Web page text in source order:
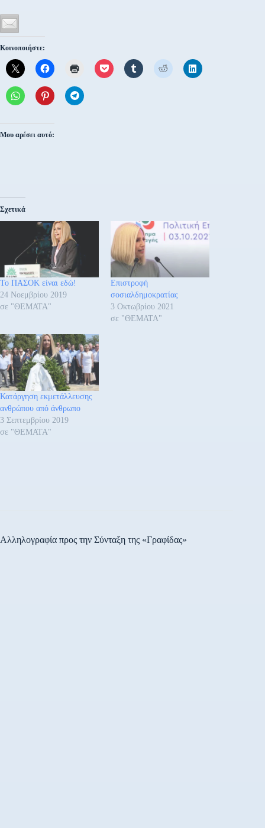
Κοινοποιήστε:
Μου αρέσει αυτό:
Σχετικά
Το ΠΑΣΟΚ είναι εδώ!
24 Νοεμβρίου 2019
σε "ΘΕΜΑΤΑ"
Επιστροφή
σοσιαλδημοκρατίας
3 Οκτωβρίου 2021
σε "ΘΕΜΑΤΑ"
Κατάργηση εκμετάλλευσης
ανθρώπου από άνθρωπο
3 Σεπτεμβρίου 2019
σε "ΘΕΜΑΤΑ"
Αλληλογραφία προς την Σύνταξη της «Γραφίδας»